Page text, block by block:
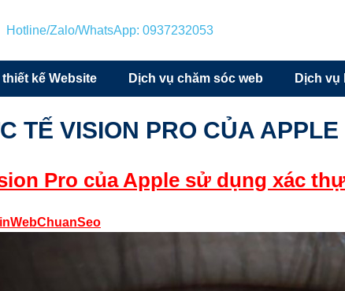
Hotline/Zalo/WhatsApp: 0937232053
kế Website Dịch vụ chăm sóc web Dịch vụ
TẾ VISION PRO CỦA APPLE
Pro của Apple sử dụng xác